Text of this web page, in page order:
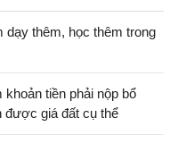
dạy thêm, học thêm trong
tiền phải nộp bổ
được giá đất cụ thể